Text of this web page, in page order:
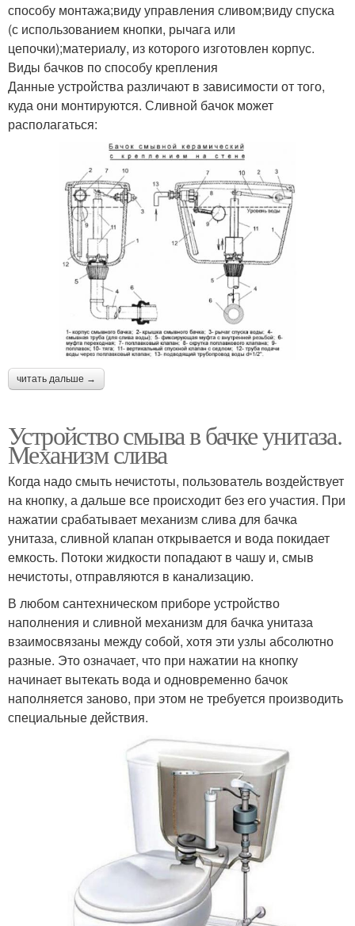
способу монтажа;виду управления сливом;виду спуска
(с использованием кнопки, рычага или
цепочки);материалу, из которого изготовлен корпус.
Виды бачков по способу крепления
Данные устройства различают в зависимости от того,
куда они монтируются. Сливной бачок может
располагаться:
читать дальше →
Устройство смыва в бачке унитаза.
Механизм слива
Когда надо смыть нечистоты, пользователь воздействует
на кнопку, а дальше все происходит без его участия. При
нажатии срабатывает механизм слива для бачка
унитаза, сливной клапан открывается и вода покидает
емкость. Потоки жидкости попадают в чашу и, смыв
нечистоты, отправляются в канализацию.
В любом сантехническом приборе устройство
наполнения и сливной механизм для бачка унитаза
взаимосвязаны между собой, хотя эти узлы абсолютно
разные. Это означает, что при нажатии на кнопку
начинает вытекать вода и одновременно бачок
наполняется заново, при этом не требуется производить
специальные действия.